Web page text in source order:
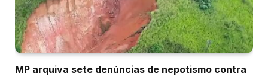
MP arquiva sete denúncias de nepotismo contra